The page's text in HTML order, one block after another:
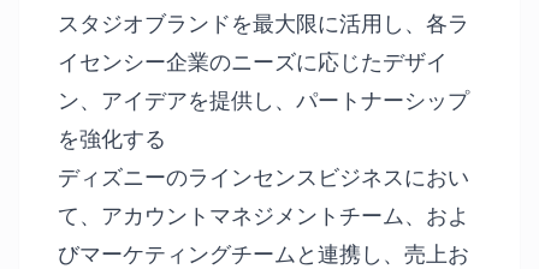
スタジオブランドを最大限に活用し、各ラ
イセンシー企業のニーズに応じたデザイ
ン、アイデアを提供し、パートナーシップ
を強化する
ディズニーのラインセンスビジネスにおい
て、アカウントマネジメントチーム、およ
びマーケティングチームと連携し、売上お